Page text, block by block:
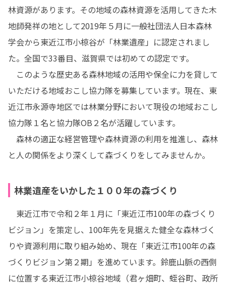
林資源があります。その地域の森林資源を活用してきた木
地師発祥の地として2019年５月に一般社団法人日本森林
学会から東近江市小椋谷が「林業遺産」に認定されまし
た。全国で33番目、滋賀県では初めての認定です。
このような歴史ある森林地域の活用や保全に力を貸して
いただける地域おこし協力隊を募集しています。現在、東
近江市永源寺地区では林業分野において現役の地域おこし
協力隊１名と協力隊OB２名が活躍しています。
森林の適正な経営管理や森林資源の利用を推進し、森林
と人の関係をより深くして森づくりをしてみませんか。
林業遺産をいかした１００年の森づくり
東近江市で令和２年１月に「東近江市100年の森づくり
ビジョン」を策定し、100年先を見据えた健全な森林づく
りや資源利用に取り組み始め、現在「東近江市100年の森
づくりビジョン第２期」を進めています。鈴鹿山脈の西側
に位置する東近江市小椋谷地域（君ヶ畑町、蛭谷町、政所